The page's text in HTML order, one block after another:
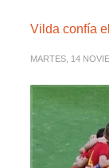
Vilda confía
MARTES, 14